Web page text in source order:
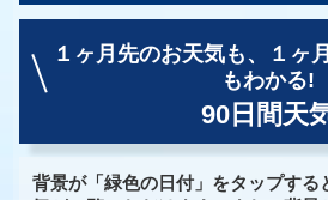
１ヶ月先のお天気も、
１ヶ
もわかる!
90日間天
背景が「緑色の日付」をタップする